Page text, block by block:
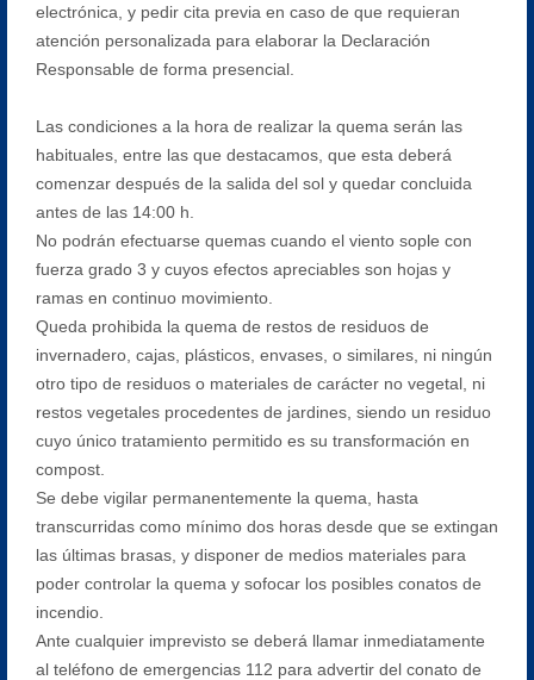
electrónica, y pedir cita previa en caso de que requieran
atención personalizada para elaborar la Declaración
Responsable de forma presencial.
Las condiciones a la hora de realizar la quema serán las
habituales, entre las que destacamos, que esta deberá
comenzar después de la salida del sol y quedar concluida
antes de las 14:00 h.
No podrán efectuarse quemas cuando el viento sople con
fuerza grado 3 y cuyos efectos apreciables son hojas y
ramas en continuo movimiento.
Queda prohibida la quema de restos de residuos de
invernadero, cajas, plásticos, envases, o similares, ni ningún
otro tipo de residuos o materiales de carácter no vegetal, ni
restos vegetales procedentes de jardines, siendo un residuo
cuyo único tratamiento permitido es su transformación en
compost.
Se debe vigilar permanentemente la quema, hasta
transcurridas como mínimo dos horas desde que se extingan
las últimas brasas, y disponer de medios materiales para
poder controlar la quema y sofocar los posibles conatos de
incendio.
Ante cualquier imprevisto se deberá llamar inmediatamente
al teléfono de emergencias 112 para advertir del conato de